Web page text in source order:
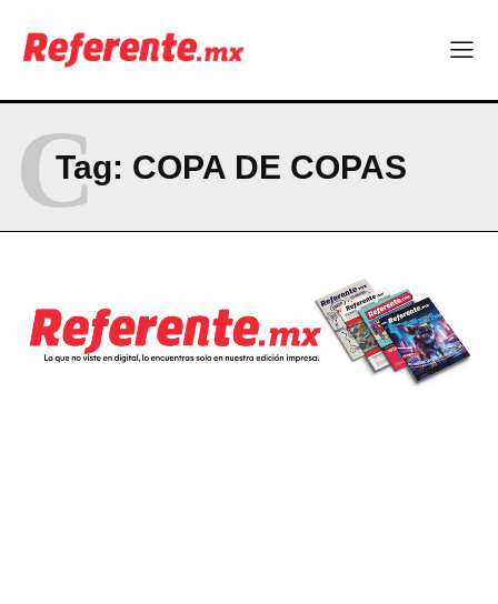
Los 40 ya no son la mitad de la vida: son el nuevo punto de
partida
RESUMEN DE COLUMNAS
Company
ABOUT
PRIVACY POLICY
NEWSLETTER
Tag: COPA DE COPAS
C